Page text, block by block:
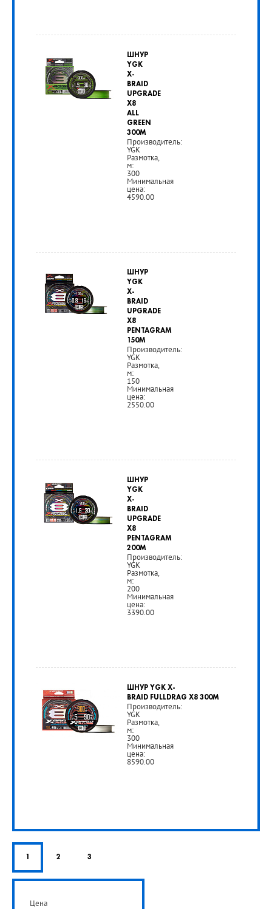
3
290
руб.
РУБ
ШНУР
YGK
X-
BRAID
UPGRADE
X8
ALL
GREEN
300M
Производитель:
YGK
Размотка,
м:
300
Минимальная
цена:
4590.00
4
590
руб.
РУБ
ШНУР
YGK
X-
BRAID
UPGRADE
X8
PENTAGRAM
150M
Производитель:
YGK
Размотка,
м:
150
Минимальная
цена:
2550.00
ШНУР
YGK
X-
BRAID
UPGRADE
X8
PENTAGRAM
200M
Производитель:
YGK
Размотка,
м:
200
Минимальная
цена:
3390.00
3
390
руб.
РУБ
ШНУР YGK X-
BRAID FULLDRAG X8 300M
Производитель:
YGK
Размотка,
м:
300
Минимальная
цена:
8590.00
1 2 3
Цена